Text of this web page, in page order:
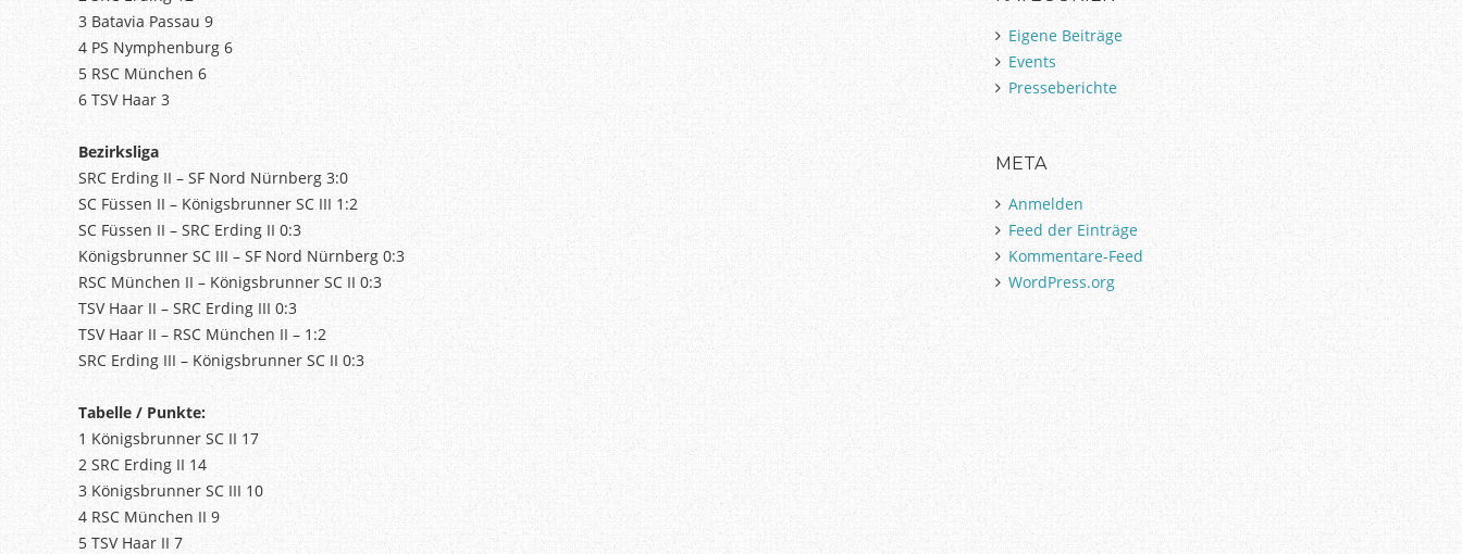
3 Batavia Passau 9
4 PS Nymphenburg 6
5 RSC München 6
6 TSV Haar 3
Bezirksliga
SRC Erding II – SF Nord Nürnberg 3:0
SC Füssen II – Königsbrunner SC III 1:2
SC Füssen II – SRC Erding II 0:3
Königsbrunner SC III – SF Nord Nürnberg 0:3
RSC München II – Königsbrunner SC II 0:3
TSV Haar II – SRC Erding III 0:3
TSV Haar II – RSC München II – 1:2
SRC Erding III – Königsbrunner SC II 0:3
Tabelle / Punkte:
1 Königsbrunner SC II 17
2 SRC Erding II 14
3 Königsbrunner SC III 10
4 RSC München II 9
5 TSV Haar II 7
Eigene Beiträge
Events
Presseberichte
META
Anmelden
Feed der Einträge
Kommentare-Feed
WordPress.org